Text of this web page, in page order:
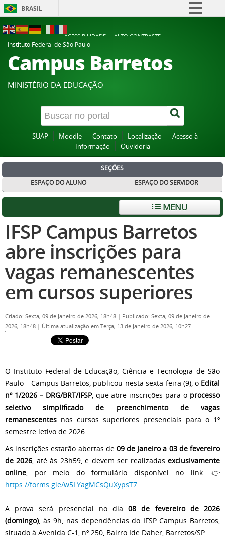
BRASIL
Participe
Acesso à informação
Canais
ACESSIBILIDADE
ALTO CONTRASTE
Instituto Federal de São Paulo
Campus Barretos
MINISTÉRIO DA EDUCAÇÃO
SUAP Moodle Contato Localização
Acesso à
Informação
Ouvidoria
SEÇÕES
ESPAÇO DO ALUNO
ESPAÇO DO SERVIDOR
MENU
IFSP Campus Barretos
abre inscrições para
vagas remanescentes
em cursos superiores
Criado: Sexta, 09 de Janeiro de 2026, 18h48 | Publicado: Sexta, 09 de Janeiro de
2026, 18h48 | Última atualização em Terça, 13 de Janeiro de 2026, 10h27
O Instituto Federal de Educação, Ciência e Tecnologia de São
Paulo – Campus Barretos, publicou nesta sexta-feira (9), o Edital
nº 1/2026 – DRG/BRT/IFSP, que abre inscrições para o processo
seletivo simplificado de preenchimento de vagas
remanescentes nos cursos superiores presenciais para o 1º
semestre letivo de 2026.
As inscrições estarão abertas de 09 de janeiro a 03 de fevereiro
de 2026, até às 23h59, e devem ser realizadasexclusivamente
online, por meio do formulário disponível no link: 👉
https://forms.gle/w5LYagMCsQuXypsT7
A prova será presencial no dia 08 de fevereiro de 2026
(domingo), às 9h, nas dependências do IFSP Campus Barretos,
situado à Avenida C-1, nº 250, Bairro Ide Daher, Barretos/SP.